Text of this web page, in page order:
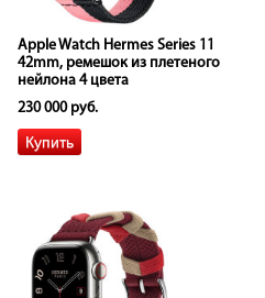
Apple Watch Hermes Series 11
42mm, ремешок из плетеного
нейлона 4 цвета
230 000 руб.